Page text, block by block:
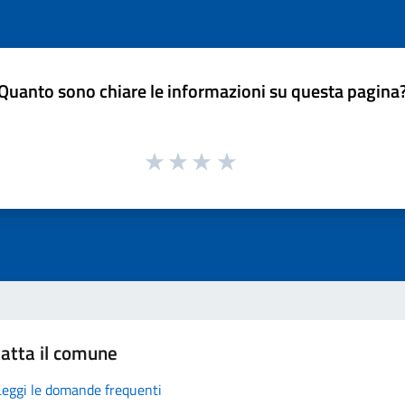
sono chiare le informazioni su questa
il comune
le domande frequenti